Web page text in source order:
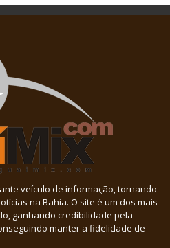
veículo de informação, tornando-
na Bahia. O site é um dos mais
ganhando credibilidade pela
manter a fidelidade de